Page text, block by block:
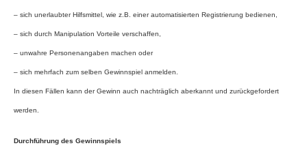
– sich unerlaubter Hilfsmittel, wie z.B. einer automatisierten Registrierung bedienen,
– sich durch Manipulation Vorteile verschaffen,
– unwahre Personenangaben machen oder
– sich mehrfach zum selben Gewinnspiel anmelden.
In diesen Fällen kann der Gewinn auch nachträglich aberkannt und zurückgefordert
werden.
Durchführung des Gewinnspiels